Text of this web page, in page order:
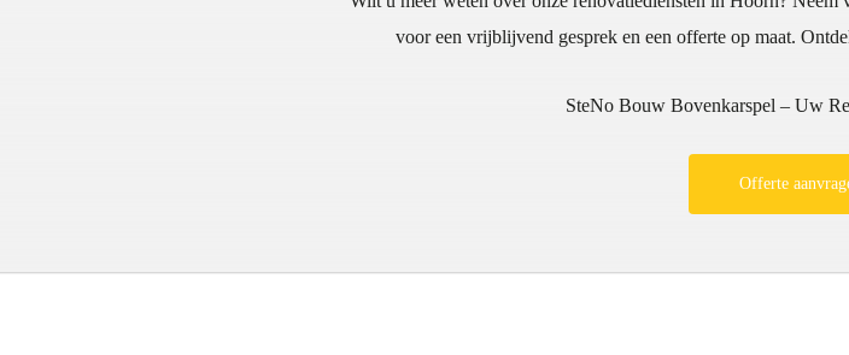
voor een vrijblijvend gesprek en een offerte op maat.
SteNo Bouw Bovenkarspel – Uw
Offerte